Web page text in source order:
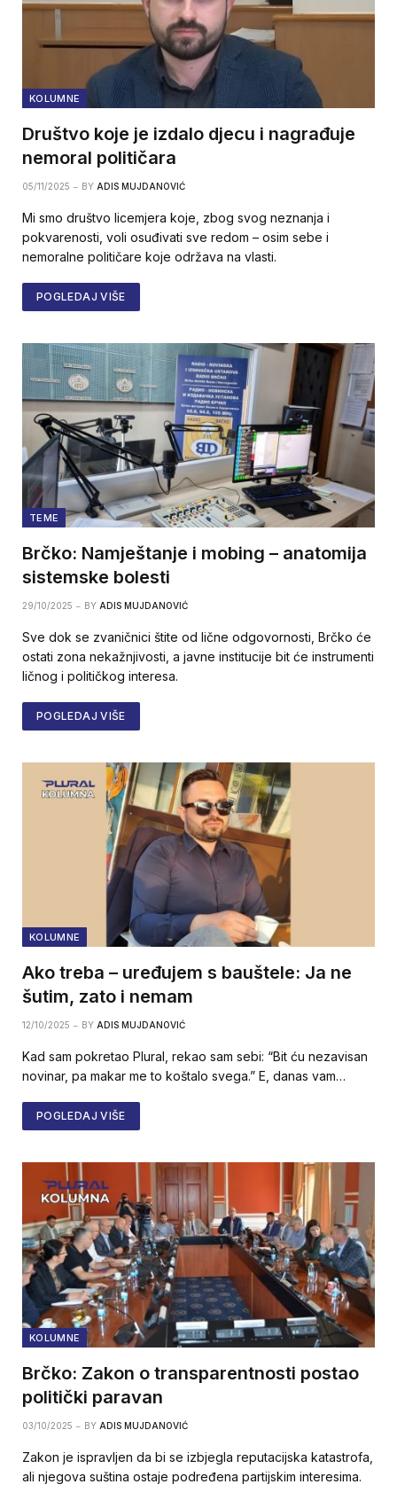
KOLUMNE
Društvo koje je izdalo djecu i nagrađuje
nemoral političara
05/11/2025 BY ADIS MUJDANOVIĆ
Mi smo društvo licemjera koje, zbog svog neznanja i
pokvarenosti, voli osuđivati sve redom – osim sebe i
nemoralne političare koje održava na vlasti.
POGLEDAJ VIŠE
TEME
Brčko: Namještanje i mobing – anatomija
sistemske bolesti
29/10/2025 BY ADIS MUJDANOVIĆ
Sve dok se zvaničnici štite od lične odgovornosti, Brčko će
ostati zona nekažnjivosti, a javne institucije bit će instrumenti
ličnog i političkog interesa.
POGLEDAJ VIŠE
KOLUMNE
Ako treba – uređujem s bauštele: Ja ne
šutim, zato i nemam
12/10/2025 BY ADIS MUJDANOVIĆ
Kad sam pokretao Plural, rekao sam sebi: “Bit ću nezavisan
novinar, pa makar me to koštalo svega.” E, danas vam…
POGLEDAJ VIŠE
KOLUMNE
Brčko: Zakon o transparentnosti postao
politički paravan
03/10/2025 BY ADIS MUJDANOVIĆ
Zakon je ispravljen da bi se izbjegla reputacijska katastrofa,
ali njegova suština ostaje podređena partijskim interesima.